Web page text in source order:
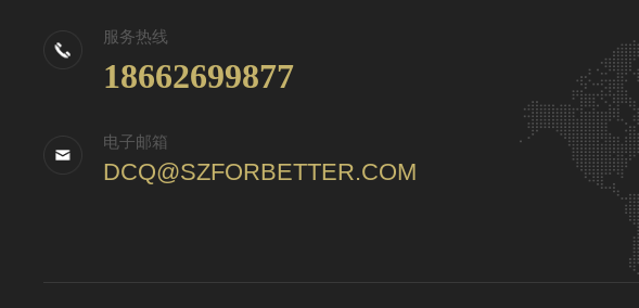
服务热线
18662699877
电子邮箱
DCQ@SZFORBETTER.COM